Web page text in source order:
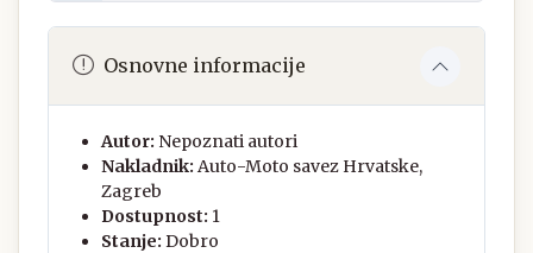
Osnovne informacije
Autor: Nepoznati autori
Nakladnik: Auto-Moto savez Hrvatske,
Zagreb
Dostupnost: 1
Stanje: Dobro